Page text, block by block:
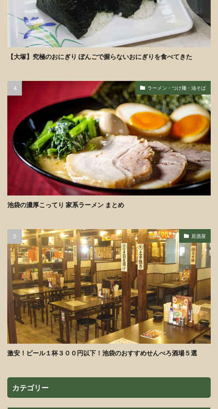
【大塚】究極のおにぎり ぼんごで握らないおにぎりを食べてきた
ラーメン・つけ麺・油そば
池袋の濃厚こってり 家系ラーメン まとめ
居酒屋
激安！ビール１杯３００円以下！池袋のおすすめせんべろ酒場５選
カテゴリー